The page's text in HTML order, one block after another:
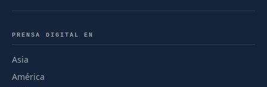
PRENSA DIGITAL EN
Asia
América